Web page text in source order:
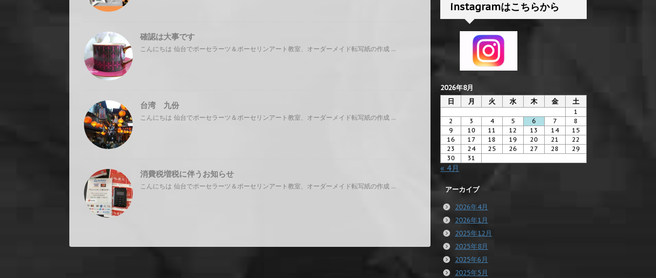
確認は大事です
こんにちは 仙台でポーセラーツ＆ポーセリンアート教室、オーダーメイド転写紙の作成 ...
台湾 九份
こんにちは 仙台でポーセラーツ＆ポーセリンアート教室、オーダーメイド転写紙の作成 ...
消費税増税に伴うお知らせ
こんにちは 仙台でポーセラーツ＆ポーセリンアート教室、オーダーメイド転写紙の作成 ...
instagramはこちらから
2026年8月
日
月 火 水 木 金 土
1
2
3 4 5 6 7
8
9
10 11 12 13 14
15
16
17 18 19 20 21
22
23
24 25 26 27 28
29
30
31
« 4月
アーカイブ
2026年4月
2026年1月
2025年12月
2025年8月
2025年6月
2025年5月